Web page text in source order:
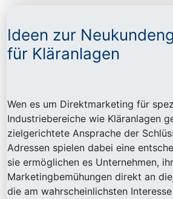
Ideen zur
für Kläranlagen
Wen es um Direktmarketing für
Industriebereiche wie Kläranlagen
zielgerichtete Ansprache der
Adressen spielen dabei eine
sie ermöglichen es Unternehmen,
Marketingbemühungen direkt an
die am wahrscheinlichsten